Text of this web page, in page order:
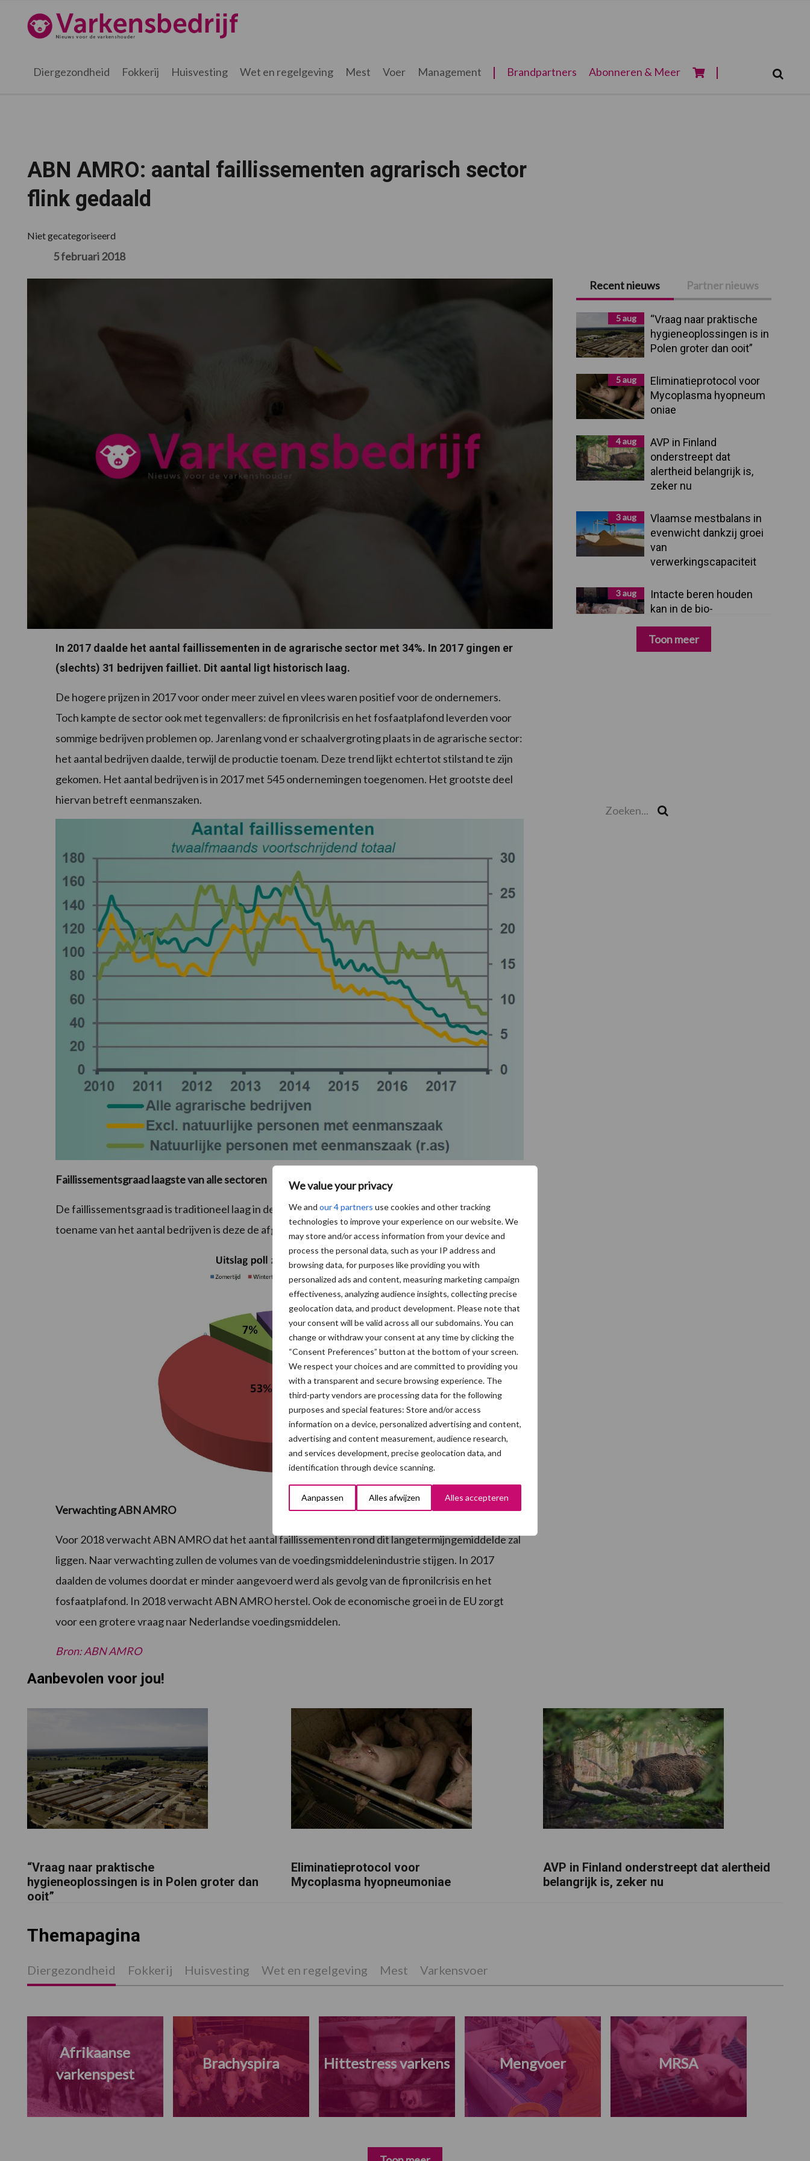
We value your privacy
We and our 4 partners use cookies and other tracking
technologies to improve your experience on our website. We
may store and/or access information from your device and
process the personal data, such as your IP address and
browsing data, for purposes like providing you with
personalized ads and content, measuring marketing campaign
effectiveness, analyzing audience insights, collecting precise
geolocation data, and product development. Please note that
your consent will be valid across all our subdomains. You can
change or withdraw your consent at any time by clicking the
“Consent Preferences” button at the bottom of your screen.
We respect your choices and are committed to providing you
with a transparent and secure browsing experience. The
third-party vendors are processing data for the following
purposes and special features: Store and/or access
information on a device, personalized advertising and content,
advertising and content measurement, audience research,
and services development, precise geolocation data, and
identification through device scanning.
Aanpassen Alles afwijzen Alles accepteren
hoofdnavigatie
hoofd
eerste
voettekst
Varkensbedrijf.nl
Diergezondheid Fokkerij Huisvesting Wet en regelgeving Mest Voer Management Brandpartners Abonneren & Meer
ABN AMRO: aantal faillissementen agrarisch sector
flink gedaald
Niet gecategoriseerd
5 februari 2018
In 2017 daalde het aantal faillissementen in de agrarische sector met 34%. In 2017 gingen er
(slechts) 31 bedrijven failliet. Dit aantal ligt historisch laag.
De hogere prijzen in 2017 voor onder meer zuivel en vlees waren positief voor de ondernemers.
Toch kampte de sector ook met tegenvallers: de fipronilcrisis en het fosfaatplafond leverden voor
sommige bedrijven problemen op. Jarenlang vond er schaalvergroting plaats in de agrarische sector:
het aantal bedrijven daalde, terwijl de productie toenam. Deze trend lijkt echtertot stilstand te zijn
gekomen. Het aantal bedrijven is in 2017 met 545 ondernemingen toegenomen. Het grootste deel
hiervan betreft eenmanszaken.
Faillissementsgraad laagste van alle sectoren
De faillissementsgraad is traditioneel laag in de agrarische sector. Door minder faillissementen en de
toename van het aantal bedrijven is deze de afgelopen jaren verder gedaald.
Verwachting ABN AMRO
Voor 2018 verwacht ABN AMRO dat het aantal faillissementen rond dit langetermijngemiddelde zal
liggen. Naar verwachting zullen de volumes van de voedingsmiddelenindustrie stijgen. In 2017
daalden de volumes doordat er minder aangevoerd werd als gevolg van de fipronilcrisis en het
fosfaatplafond. In 2018 verwacht ABN AMRO herstel. Ook de economische groei in de EU zorgt
voor een grotere vraag naar Nederlandse voedingsmiddelen.
Bron: ABN AMRO
Primaire
Sidebar
Recent nieuws Partner nieuws
5 aug
“Vraag naar praktische
hygieneoplossingen is in
Polen groter dan ooit”
5 aug
Eliminatieprotocol voor
Mycoplasma hyopneum
oniae
4 aug
AVP in Finland
onderstreept dat
alertheid belangrijk is,
zeker nu
3 aug
Vlaamse mestbalans in
evenwicht dankzij groei
van
verwerkingscapaciteit
3 aug
Intacte beren houden
kan in de bio-
dan moet alles kloppen
Toon meer
Aanbevolen voor jou!
“Vraag naar praktische
hygieneoplossingen is in Polen groter dan
ooit”
Eliminatieprotocol voor
Mycoplasma hyopneumoniae
AVP in Finland onderstreept dat alertheid
belangrijk is, zeker nu
Themapagina
Diergezondheid Fokkerij Huisvesting Wet en regelgeving Mest Varkensvoer
Afrikaanse
varkenspest
Brachyspira Hittestress varkens Mengvoer MRSA